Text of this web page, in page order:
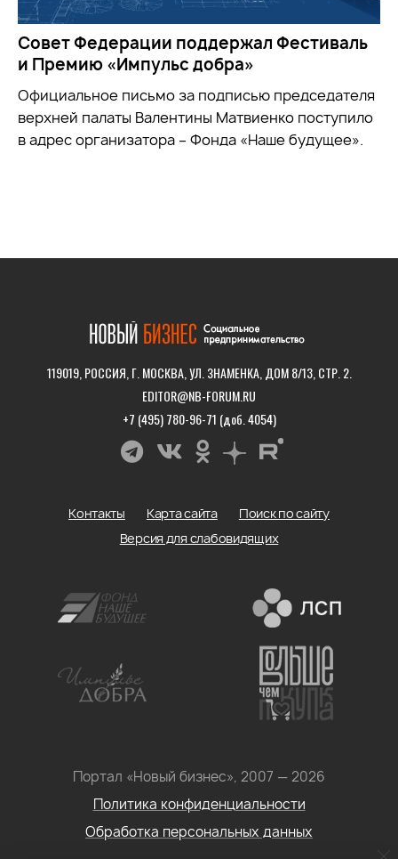
Совет Федерации поддержал Фестиваль
и Премию «Импульс добра»
Официальное письмо за подписью председателя
верхней палаты Валентины Матвиенко поступило
в адрес организатора – Фонда «Наше будущее».
119019, РОССИЯ, Г. МОСКВА, УЛ. ЗНАМЕНКА, ДОМ 8/13, СТР. 2.
EDITOR@NB-FORUM.RU
+7 (495) 780-96-71 (доб. 4054)
Портал «Новый бизнес», 2007 — 2026
Политика конфиденциальности
Обработка персональных данных
Контакты Карта сайта
Поиск по сайту
Версия для слабовидящих